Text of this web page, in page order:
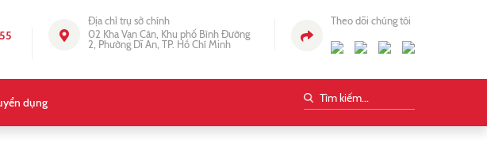
Địa chỉ trụ sở chính
02 Kha Vạn Cân, Khu phố Bình Đường
2, Phường Dĩ An, TP. Hồ Chí Minh
Theo dõi chúng tôi
dụng